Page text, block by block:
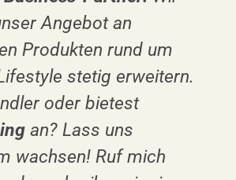
Angebot an
Produkten rund um
stetig erweitern.
oder bietest
an? Lass uns
wachsen! Ruf mich